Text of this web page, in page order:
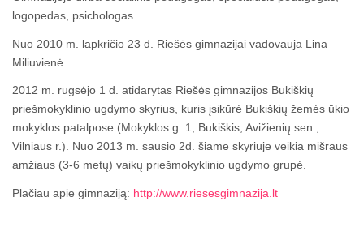
logopedas, psichologas.
Nuo 2010 m. lapkričio 23 d. Riešės gimnazijai vadovauja Lina
Miliuvienė.
2012 m. rugsėjo 1 d. atidarytas Riešės gimnazijos Bukiškių
priešmokyklinio ugdymo skyrius, kuris įsikūrė Bukiškių žemės ūkio
mokyklos patalpose (Mokyklos g. 1, Bukiškis, Avižienių sen.,
Vilniaus r.). Nuo 2013 m. sausio 2d. šiame skyriuje veikia mišraus
amžiaus (3-6 metų) vaikų priešmokyklinio ugdymo grupė.
Plačiau apie gimnaziją: http://www.riesesgimnazija.lt